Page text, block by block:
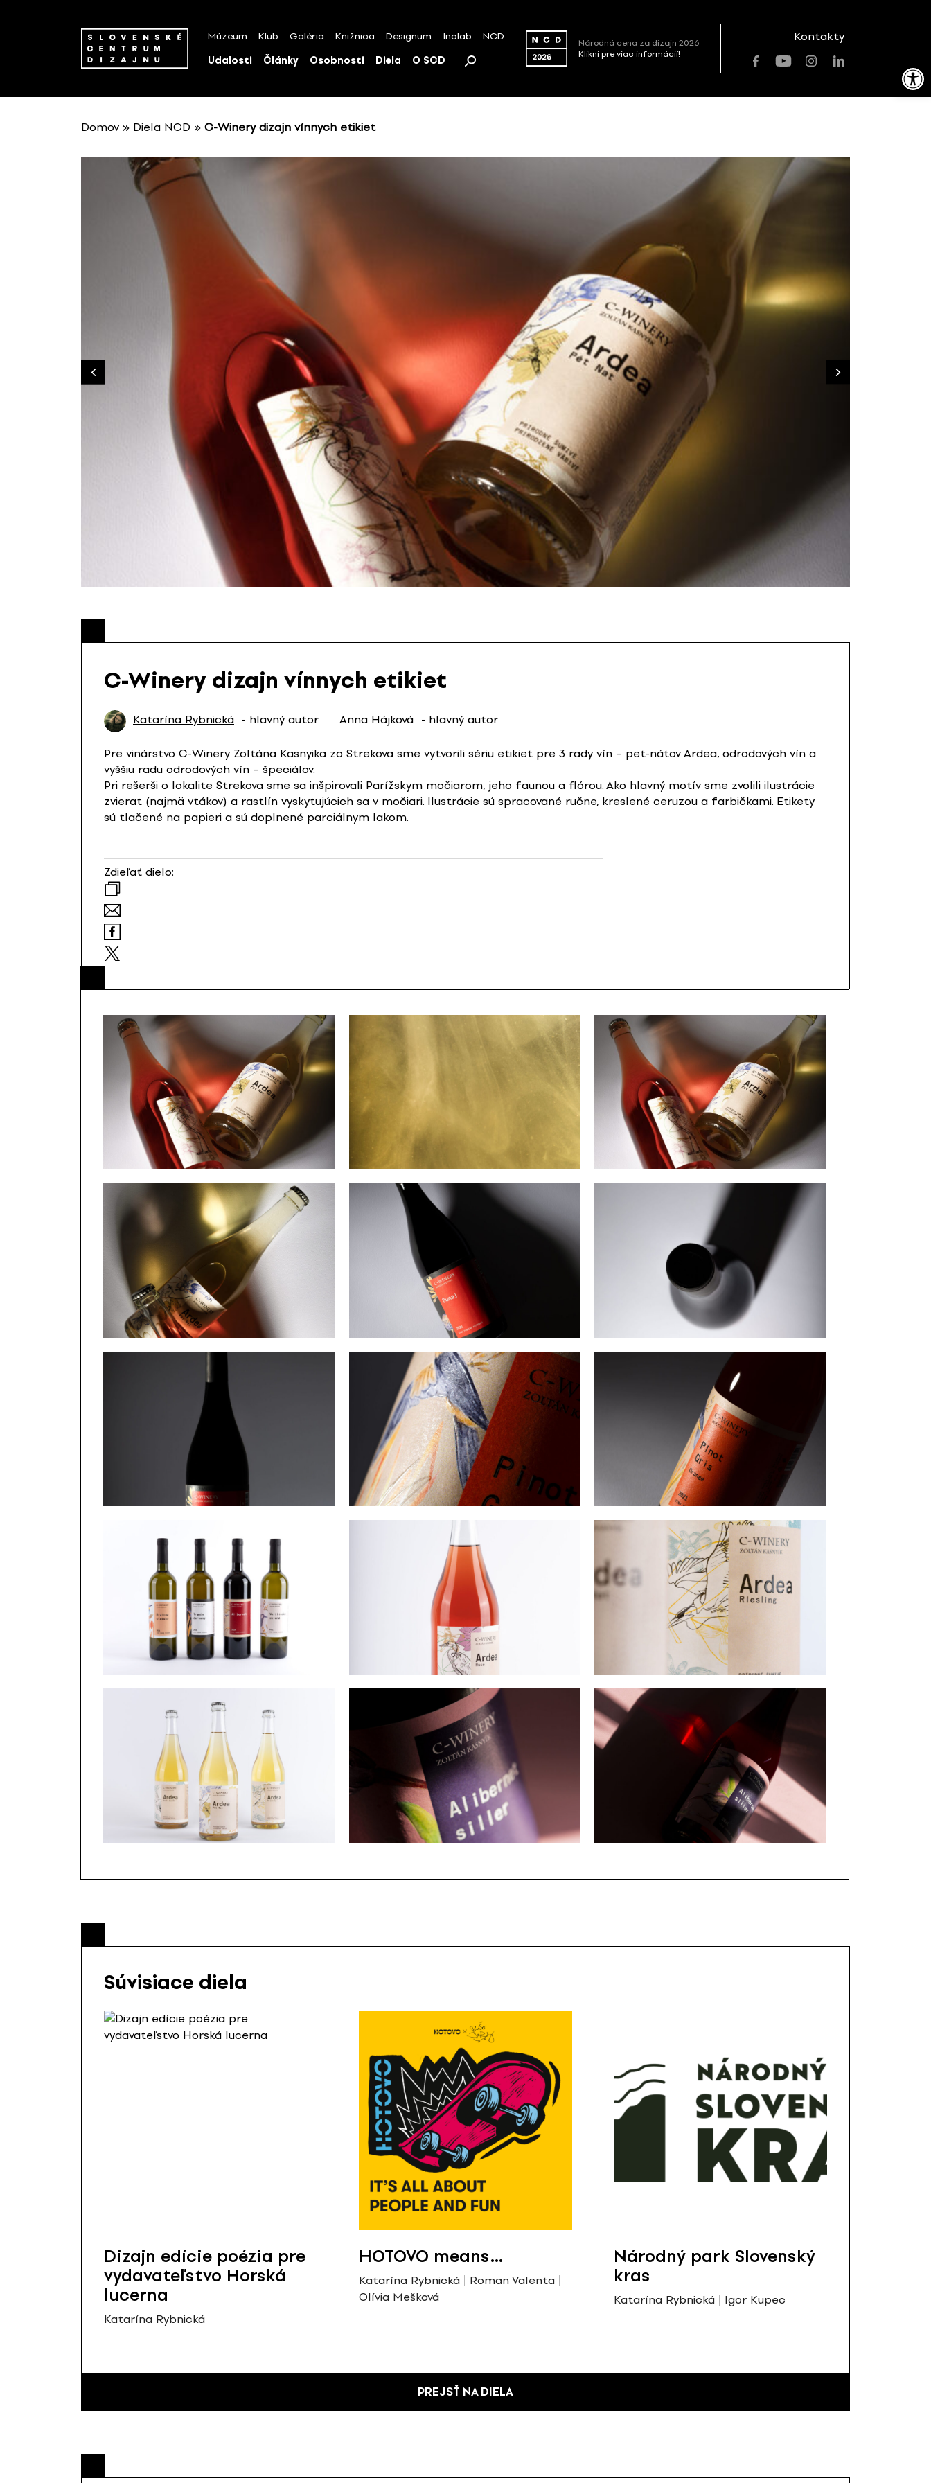
Open toolbar
Múzeum Klub Galéria Knižnica Designum Inolab NCD
Udalosti Články Osobnosti Diela O SCD
Národná cena za dizajn 2026
Klikni pre viac informácií!
Kontakty
Domov » Diela NCD » C-Winery dizajn vínnych etikiet
C-Winery dizajn vínnych etikiet
Katarína Rybnická - hlavný autor Anna Hájková - hlavný autor
Pre vinárstvo C-Winery Zoltána Kasnyika zo Strekova sme vytvorili sériu etikiet pre 3 rady vín – pet-nátov Ardea, odrodových vín a
vyššiu radu odrodových vín – špeciálov.
Pri rešerši o lokalite Strekova sme sa inšpirovali Parížskym močiarom, jeho faunou a flórou. Ako hlavný motív sme zvolili ilustrácie
zvierat (najmä vtákov) a rastlín vyskytujúcich sa v močiari. Ilustrácie sú spracované ručne, kreslené ceruzou a farbičkami. Etikety
sú tlačené na papieri a sú doplnené parciálnym lakom.
Zdieľať dielo:
Súvisiace diela
Dizajn edície poézia pre
vydavateľstvo Horská
lucerna
Katarína Rybnická
HOTOVO means…
Katarína Rybnická
Roman Valenta
Olívia Mešková
Národný park Slovenský
kras
Katarína Rybnická Igor Kupec
PREJSŤ NA DIELA